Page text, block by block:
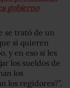
gobierno
se trató de un
si quieren
y en eso sí les
los sueldos de
los
los regidores?”.